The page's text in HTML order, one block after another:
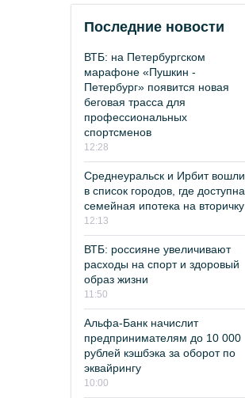
Последние новости
ВТБ: на Петербургском
марафоне «Пушкин -
Петербург» появится новая
беговая трасса для
профессиональных
спортсменов
12:28
Среднеуральск и Ирбит вошли
в список городов, где доступна
семейная ипотека на вторичку
12:13
ВТБ: россияне увеличивают
расходы на спорт и здоровый
образ жизни
11:50
Альфа-Банк начислит
предпринимателям до 10 000
рублей кэшбэка за оборот по
эквайрингу
10:00